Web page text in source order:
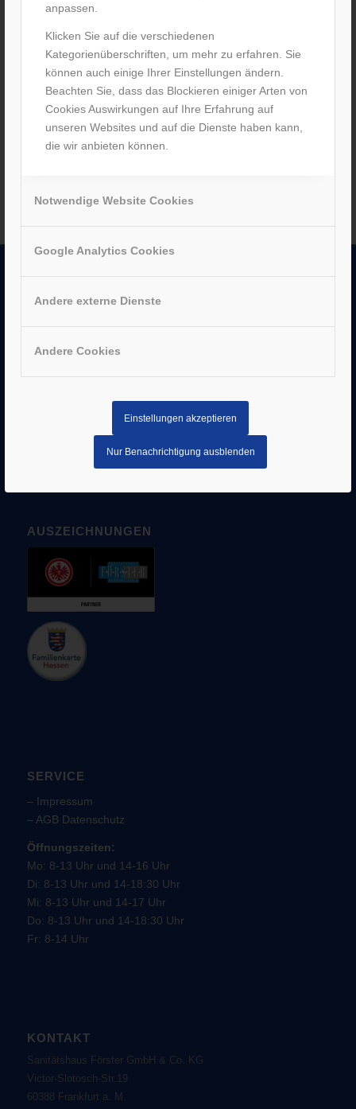
anpassen.
Klicken Sie auf die verschiedenen
Kategorienüberschriften, um mehr zu erfahren. Sie
können auch einige Ihrer Einstellungen ändern.
Beachten Sie, dass das Blockieren einiger Arten von
Cookies Auswirkungen auf Ihre Erfahrung auf
unseren Websites und auf die Dienste haben kann,
die wir anbieten können.
Notwendige Website Cookies
Google Analytics Cookies
Andere externe Dienste
Andere Cookies
Einstellungen akzeptieren
Nur Benachrichtigung ausblenden
Leichtes und innovatives
Rollstuhlrad
1. November 2023 / vonM. Förster
Weiterlesen
UNTERNEHMEN
–Partner
–Bergen Enkheim
AUSZEICHNUNGEN
SERVICE
– Impressum
– AGB Datenschutz
Öffnungszeiten:
Mo: 8-13 Uhr und 14-16 Uhr
Di: 8-13 Uhr und 14-18:30 Uhr
Mi: 8-13 Uhr und 14-17 Uhr
Do: 8-13 Uhr und 14-18:30 Uhr
Fr: 8-14 Uhr
KONTAKT
Sanitätshaus Förster GmbH & Co. KG
Victor-Slotosch-Str.19
60388 Frankfurt a. M.